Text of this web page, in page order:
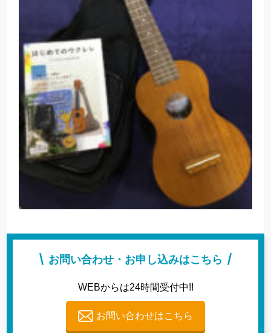
お問い合わせ・お申し込みはこちら
WEBからは24時間受付中!!
お問い合わせはこちら